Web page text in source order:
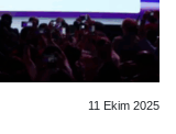
11 Ekim 2025